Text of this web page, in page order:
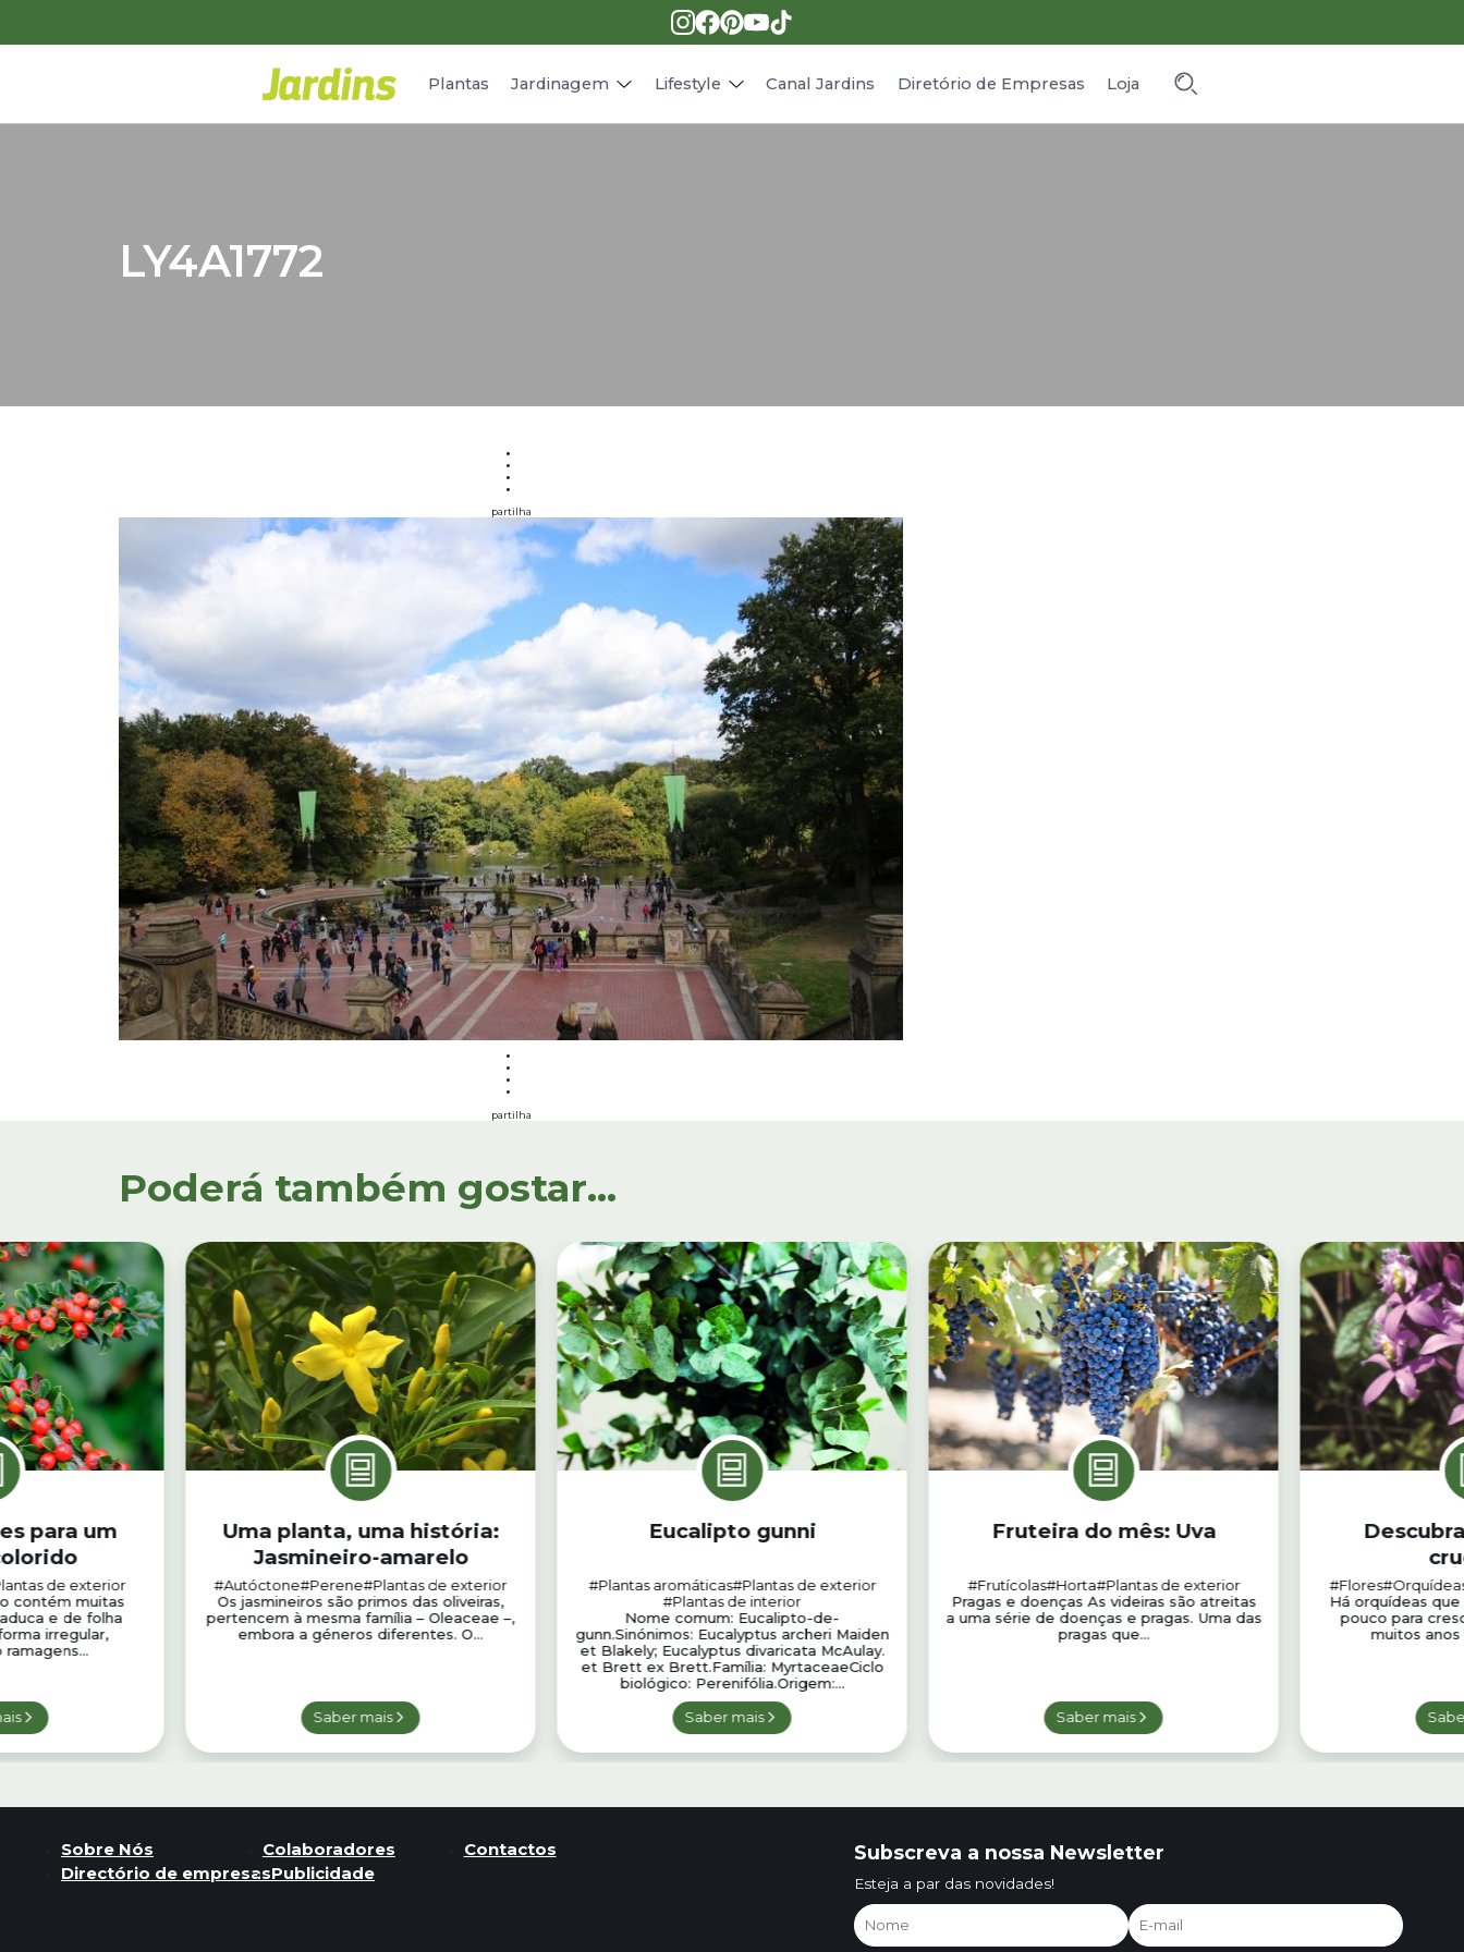
Plantas Jardinagem Lifestyle
Receitas
Canal Jardins Diretório de Empresas Loja
LY4A1772
partilha
partilha
Poderá também gostar...
para um
de exterior
contém muitas
e de folha
irregular,
Uma planta, uma história:
Jasmineiro-amarelo
#Autóctone#Perene#Plantas de exterior
Os jasmineiros são primos das oliveiras,
pertencem à mesma família – Oleaceae –,
embora a géneros diferentes. O...
Saber mais
Eucalipto gunni
#Plantas aromáticas#Plantas de exterior
#Plantas de interior
Nome comum: Eucalipto-de-
gunn.Sinónimos: Eucalyptus archeri Maiden
et Blakely; Eucalyptus divaricata McAulay.
et Brett ex Brett.Família: MyrtaceaeCiclo
biológico: Perenifólia.Origem:...
Saber mais
Fruteira do mês: Uva
#Frutícolas#Horta#Plantas de exterior
Pragas e doenças As videiras são atreitas
a uma série de doenças e pragas. Uma das
pragas que...
Saber mais
#Flores
Há orquídeas
pouco para
muitos anos
Sobre Nós Colaboradores
Contactos
Directório de empresasPublicidade
Subscreva a nossa Newsletter
Esteja a par das novidades!